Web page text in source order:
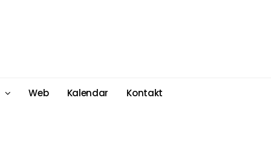
Web Kalendar Kontakt